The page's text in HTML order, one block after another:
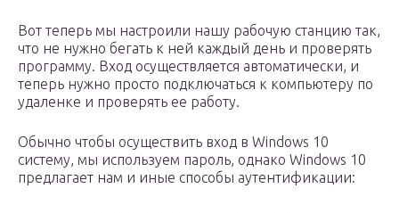
Вот теперь мы настроили нашу рабочую станцию так,
что не нужно бегать к ней каждый день и проверять
программу. Вход осуществляется автоматически, и
теперь нужно просто подключаться к компьютеру по
удаленке и проверять ее работу.
Обычно чтобы осуществить вход в Windows 10
систему, мы используем пароль, однако Windows 10
предлагает нам и иные способы аутентификации: